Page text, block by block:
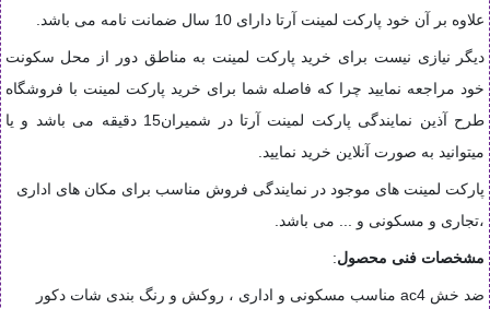
علاوه بر آن خود پارکت لمینت آرتا دارای 10 سال ضمانت نامه می باشد.
دیگر نیازی نیست برای خرید پارکت لمینت به مناطق دور از محل سکونت
خود مراجعه نمایید چرا که فاصله شما برای خرید پارکت لمینت با فروشگاه
طرح آذین نمایندگی پارکت لمینت آرتا در شمیران15 دقیقه می باشد و یا
میتوانید به صورت آنلاین خرید نمایید.
پارکت لمینت های موجود در نمایندگی فروش مناسب برای مکان های اداری
،تجاری و مسکونی و ... می باشد.
مشخصات فنی محصول:
ضد خش ac4 مناسب مسکونی و اداری ، روکش و رنگ بندی شات دکور